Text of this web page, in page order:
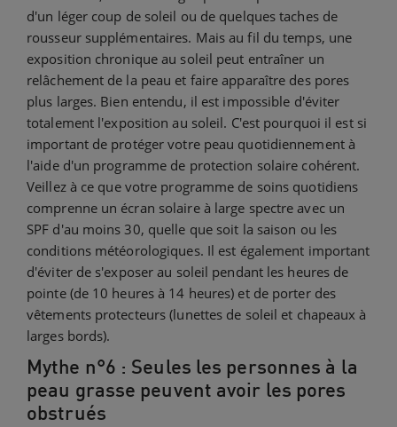
d'un léger coup de soleil ou de quelques taches de
rousseur supplémentaires. Mais au fil du temps, une
exposition chronique au soleil peut entraîner un
relâchement de la peau et faire apparaître des pores
plus larges. Bien entendu, il est impossible d'éviter
totalement l'exposition au soleil. C'est pourquoi il est si
important de protéger votre peau quotidiennement à
l'aide d'un programme de protection solaire cohérent.
Veillez à ce que votre programme de soins quotidiens
comprenne un écran solaire à large spectre avec un
SPF d'au moins 30, quelle que soit la saison ou les
conditions météorologiques. Il est également important
d'éviter de s'exposer au soleil pendant les heures de
pointe (de 10 heures à 14 heures) et de porter des
vêtements protecteurs (lunettes de soleil et chapeaux à
larges bords).
Mythe n°6 : Seules les personnes à la
peau grasse peuvent avoir les pores
obstrués